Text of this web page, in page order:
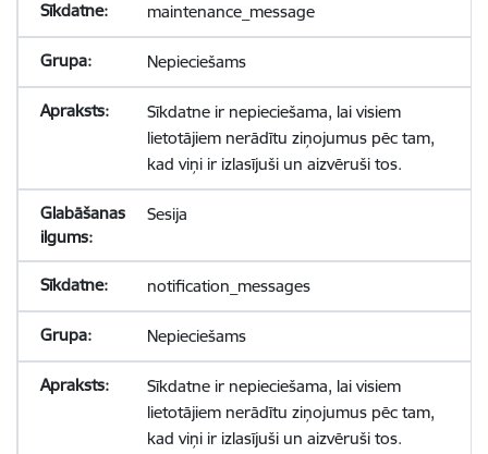
maintenance_message
Nepieciešams
Sīkdatne ir nepieciešama, lai visiem
lietotājiem nerādītu ziņojumus pēc tam,
kad viņi ir izlasījuši un aizvēruši tos.
Sesija
notification_messages
Nepieciešams
Sīkdatne ir nepieciešama, lai visiem
lietotājiem nerādītu ziņojumus pēc tam,
kad viņi ir izlasījuši un aizvēruši tos.